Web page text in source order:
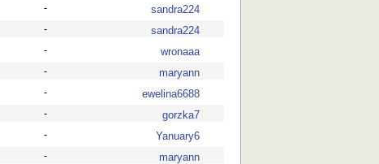
-
sandra224
-
sandra224
-
wronaaa
-
maryann
-
ewelina6688
-
gorzka7
-
Yanuary6
-
maryann